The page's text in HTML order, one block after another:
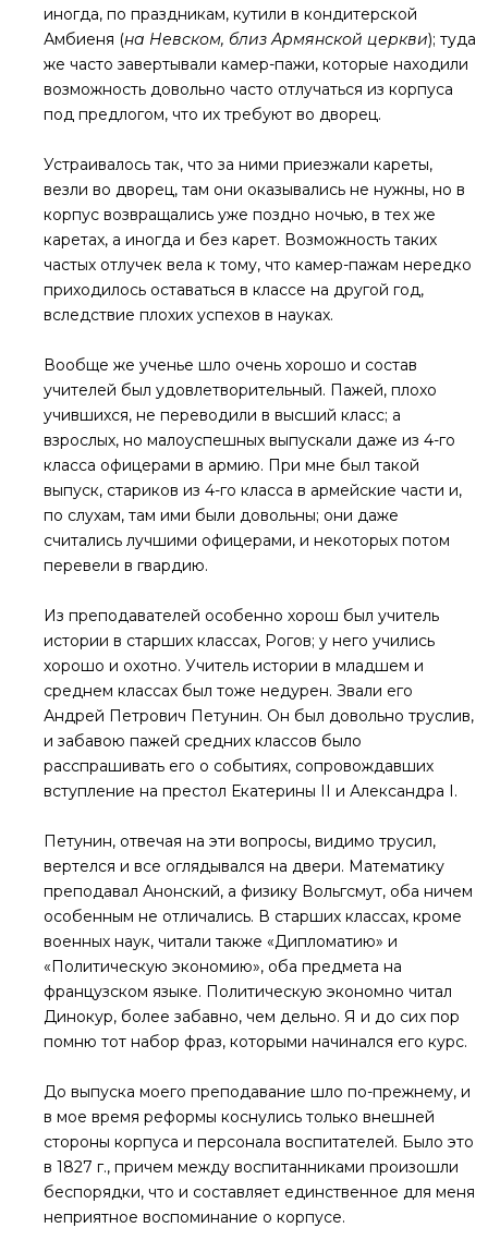
иногда, по праздникам, кутили в кондитерской
Амбиеня (на Невском, близ Армянской церкви); туда
же часто завертывали камер-пажи, которые находили
возможность довольно часто отлучаться из корпуса
под предлогом, что их требуют во дворец.
Устраивалось так, что за ними приезжали кареты,
везли во дворец, там они оказывались не нужны, но в
корпус возвращались уже поздно ночью, в тех же
каретах, а иногда и без карет. Возможность таких
частых отлучек вела к тому, что камер-пажам нередко
приходилось оставаться в классе на другой год,
вследствие плохих успехов в науках.
Вообще же ученье шло очень хорошо и состав
учителей был удовлетворительный. Пажей, плохо
учившихся, не переводили в высший класс; а
взрослых, но малоуспешных выпускали даже из 4-го
класса офицерами в армию. При мне был такой
выпуск, стариков из 4-го класса в армейские части и,
по слухам, там ими были довольны; они даже
считались лучшими офицерами, и некоторых потом
перевели в гвардию.
Из преподавателей особенно хорош был учитель
истории в старших классах, Рогов; у него учились
хорошо и охотно. Учитель истории в младшем и
среднем классах был тоже недурен. Звали его
Андрей Петрович Петунин. Он был довольно труслив,
и забавою пажей средних классов было
расспрашивать его о событиях, сопровождавших
вступление на престол Екатерины II и Александра I.
Петунин, отвечая на эти вопросы, видимо трусил,
вертелся и все оглядывался на двери. Математику
преподавал Анонский, а физику Вольгсмут, оба ничем
особенным не отличались. В старших классах, кроме
военных наук, читали также «Дипломатию» и
«Политическую экономию», оба предмета на
французском языке. Политическую экономно читал
Динокур, более забавно, чем дельно. Я и до сих пор
помню тот набор фраз, которыми начинался его курс.
До выпуска моего преподавание шло по-прежнему, и
в мое время реформы коснулись только внешней
стороны корпуса и персонала воспитателей. Было это
в 1827 г., причем между воспитанниками произошли
беспорядки, что и составляет единственное для меня
неприятное воспоминание о корпусе.